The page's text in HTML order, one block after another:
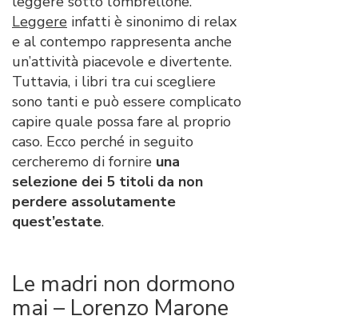
Leggere infatti è sinonimo di relax
e al contempo rappresenta anche
un’attività piacevole e divertente.
Tuttavia, i libri tra cui scegliere
sono tanti e può essere complicato
capire quale possa fare al proprio
caso. Ecco perché in seguito
cercheremo di fornire una
selezione dei 5 titoli da non
perdere assolutamente
quest’estate.
Le madri non dormono
mai – Lorenzo Marone